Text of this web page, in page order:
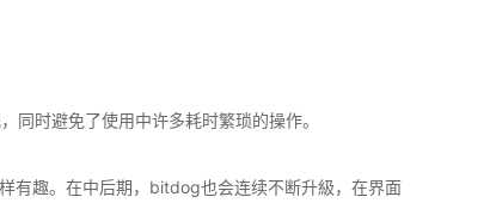
时避免了使用中许多耗时繁琐的操作。
有趣。在中后期，bitdog也会连续不断升級，在界面